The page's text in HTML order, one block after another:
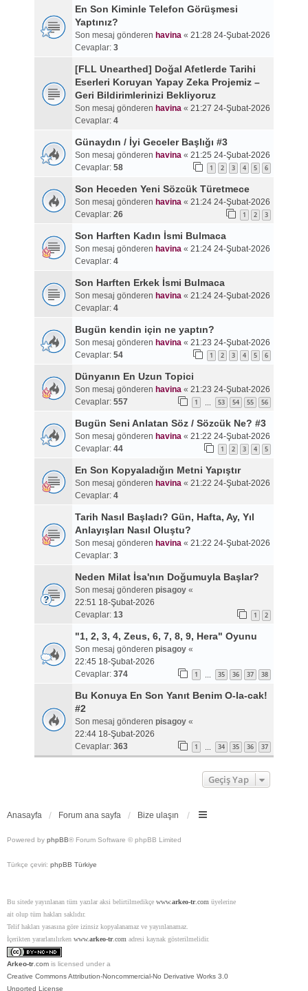
En Son Kiminle Telefon Görüşmesi
Yaptınız?
Son mesaj gönderen havina« 21:28 24-Şubat-2026
Cevaplar: 3
[FLL Unearthed] Doğal Afetlerde Tarihi
Eserleri Koruyan Yapay Zeka Projemiz –
Geri Bildirimlerinizi Bekliyoruz
Son mesaj gönderen havina« 21:27 24-Şubat-2026
Cevaplar: 4
Günaydın / İyi Geceler Başlığı #3
Son mesaj gönderen havina« 21:25 24-Şubat-2026
Cevaplar: 58 1 2 3 4 5 6
Son Heceden Yeni Sözcük Türetmece
Son mesaj gönderen havina« 21:24 24-Şubat-2026
Cevaplar: 26 1 2 3
Son Harften Kadın İsmi Bulmaca
Son mesaj gönderen havina« 21:24 24-Şubat-2026
Cevaplar: 4
Son Harften Erkek İsmi Bulmaca
Son mesaj gönderen havina« 21:24 24-Şubat-2026
Cevaplar: 4
Bugün kendin için ne yaptın?
Son mesaj gönderen havina« 21:23 24-Şubat-2026
Cevaplar: 54 1 2 3 4 5 6
Dünyanın En Uzun Topici
Son mesaj gönderen havina« 21:23 24-Şubat-2026
Cevaplar: 557 1 … 53 54 55 56
Bugün Seni Anlatan Söz / Sözcük Ne? #3
Son mesaj gönderen havina« 21:22 24-Şubat-2026
Cevaplar: 44 1 2 3 4 5
En Son Kopyaladığın Metni Yapıştır
Son mesaj gönderen havina« 21:22 24-Şubat-2026
Cevaplar: 4
Tarih Nasıl Başladı? Gün, Hafta, Ay, Yıl
Anlayışları Nasıl Oluştu?
Son mesaj gönderen havina« 21:22 24-Şubat-2026
Cevaplar: 3
Neden Milat İsa'nın Doğumuyla Başlar?
Son mesaj gönderen pisagoy«
22:51 18-Şubat-2026
Cevaplar: 13 1 2
"1, 2, 3, 4, Zeus, 6, 7, 8, 9, Hera" Oyunu
Son mesaj gönderen pisagoy«
22:45 18-Şubat-2026
Cevaplar: 374 1 … 35 36 37 38
Bu Konuya En Son Yanıt Benim O-la-cak!
#2
Son mesaj gönderen pisagoy«
22:44 18-Şubat-2026
Cevaplar: 363 1 … 34 35 36 37
Geçiş Yap
Anasayfa Forum ana sayfa Bize ulaşın
Powered by phpBB® Forum Software © phpBB Limited
Türkçe çeviri: phpBB Türkiye
Bu sitede yayınlanan tüm yazılar aksi belirtilmedikçe www.arkeo-tr.com üyelerine
ait olup tüm hakları saklıdır.
Telif hakları yasasına göre izinsiz kopyalanamaz ve yayınlanamaz.
İçerikten yararlanılırken www.arkeo-tr.com adresi kaynak gösterilmelidir.
Arkeo-tr .com is licensed under a
Creative Commons Attribution-Noncommercial-No Derivative Works 3.0
Unported License